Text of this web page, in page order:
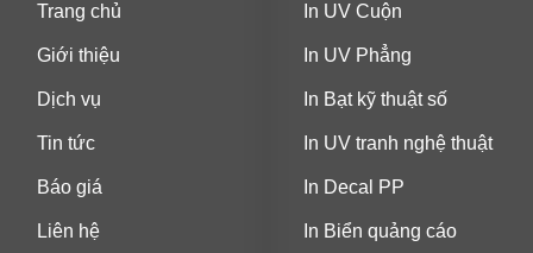
Trang chủ
Giới thiệu
Dịch vụ
Tin tức
Báo giá
Liên hệ
In UV Cuộn
In UV Phẳng
In Bạt kỹ thuật số
In UV tranh nghệ thuật
In Decal PP
In Biển quảng cáo